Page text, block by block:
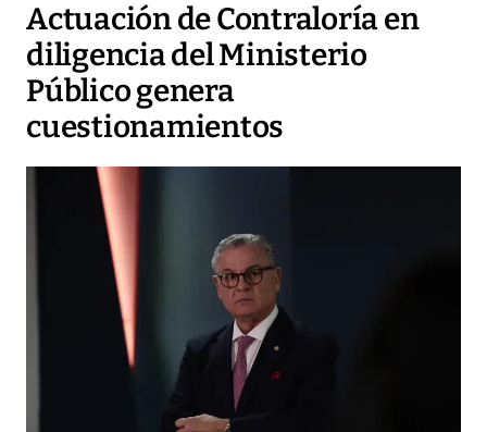
Actuación de Contraloría en
diligencia del Ministerio
Público genera
cuestionamientos